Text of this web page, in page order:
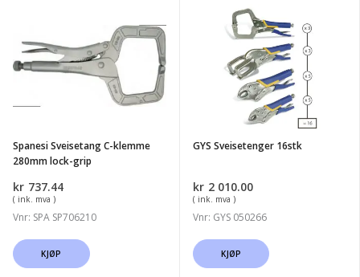
C-
klemme
lock-
Spanesi Sveisetang C-klemme
280mm lock-grip
kr 737.44
( ink. mva )
Vnr: SPA SP706210
KJØP
Sveisetenger
GYS Sveisetenger 16stk
kr 2 010.00
( ink. mva )
Vnr: GYS 050266
KJØP